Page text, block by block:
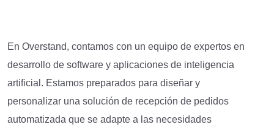
En Overstand, contamos con un equipo de expertos en
desarrollo de software y aplicaciones de inteligencia
artificial. Estamos preparados para diseñar y
personalizar una solución de recepción de pedidos
automatizada que se adapte a las necesidades